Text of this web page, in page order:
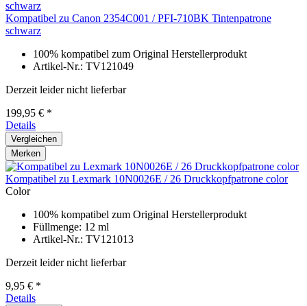
Kompatibel zu Canon 2354C001 / PFI-710BK Tintenpatrone
schwarz
100% kompatibel zum Original Herstellerprodukt
Artikel-Nr.: TV121049
Derzeit leider nicht lieferbar
199,95 € *
Details
Vergleichen
Merken
Kompatibel zu Lexmark 10N0026E / 26 Druckkopfpatrone color
Color
100% kompatibel zum Original Herstellerprodukt
Füllmenge: 12 ml
Artikel-Nr.: TV121013
Derzeit leider nicht lieferbar
9,95 € *
Details